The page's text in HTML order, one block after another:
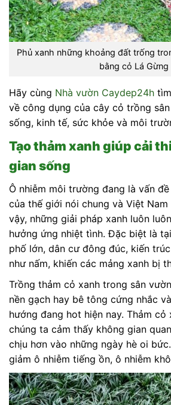
Phủ xanh những khoảng đất trống
bằng cỏ Lá Gừng
Hãy cùng Nhà vườn Caydep24h
về công dụng của cây cỏ trồng
sống, kinh tế, sức khỏe và môi
Tạo thảm xanh giúp cải
gian sống
Ô nhiễm môi trường đang là vấn
của thế giới nói chung và Việt Nam
vậy, những giải pháp xanh luôn
hưởng ứng nhiệt tình. Đặc biệt là
phố lớn, dân cư đông đúc, kiến
như nấm, khiến các mảng xanh bị
Trồng thảm cỏ xanh trong sân
nền gạch hay bê tông cứng nhắc
hướng đang hot hiện nay. Thảm cỏ
chúng ta cảm thấy không gian
chịu hơn vào những ngày hè oi
giảm ô nhiễm tiếng ồn, ô nhiễm